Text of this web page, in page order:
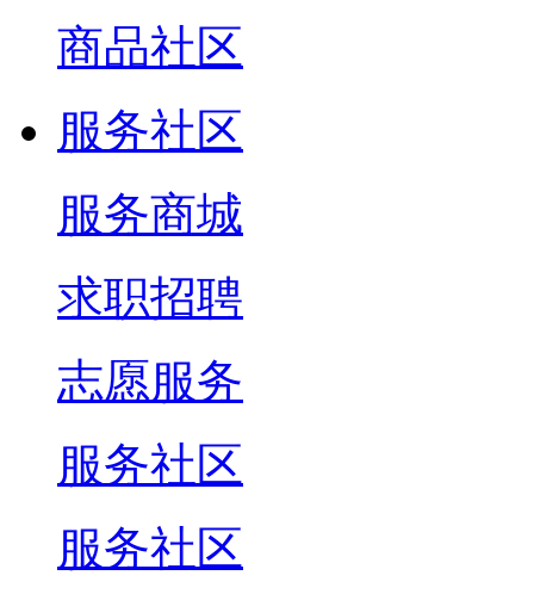
商品社区
服务社区
服务商城
求职招聘
志愿服务
服务社区
服务社区